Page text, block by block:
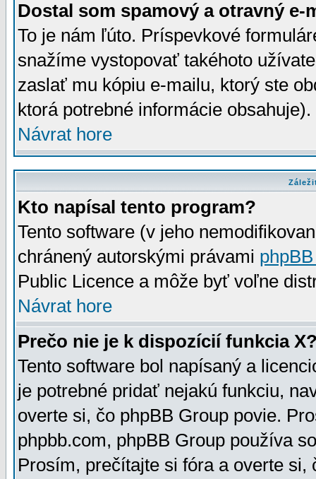
Dostal som spamový a otravný e-
To je nám ľúto. Príspevkové
snažíme vystopovať takéhoto
zaslať mu kópiu e-mailu, ktorý ste
ktorá potrebné informácie
Návrat hore
Kto napísal tento program?
Tento software (v jeho
chránený autorskými právami
Public Licence a môže byť voľne
Návrat hore
Prečo nie je k dispozícií funkcia
Tento software bol napísaný a
je potrebné pridať nejakú funkciu,
overte si, čo phpBB Group povie.
phpbb.com, phpBB Group používa
Prosím, prečítajte si fóra a overte